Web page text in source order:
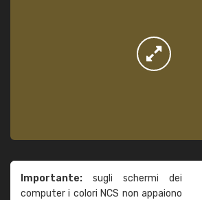
Importante: sugli schermi dei
computer i colori NCS non appaiono